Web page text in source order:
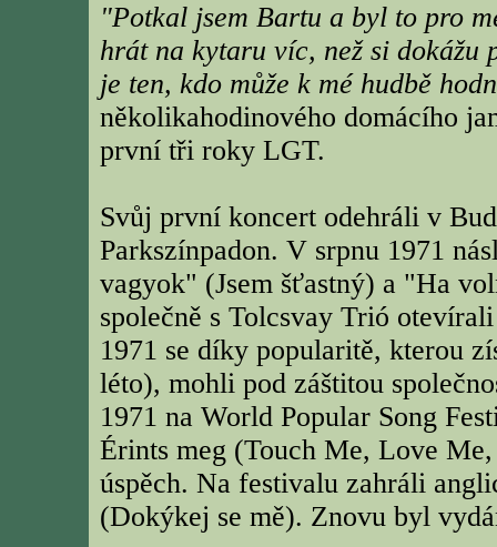
"Potkal jsem Bartu a byl to pro
hrát na kytaru víc, než si dokážu
je ten, kdo může k mé hudbě
několikahodinového domácího
první tři roky LGT.
Svůj první koncert odehráli v
Parkszínpadon. V srpnu 1971
vagyok" (Jsem šťastný) a "Ha
společně s Tolcsvay Trió
1971 se díky popularitě, kterou
léto), mohli pod záštitou
1971 na World Popular Song
Érints meg (Touch Me, Love
úspěch. Na festivalu zahráli
(Dokýkej se mě). Znovu byl